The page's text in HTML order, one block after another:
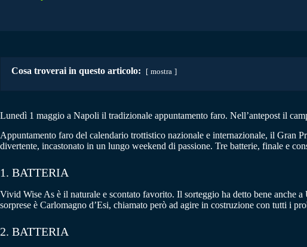
Cosa troverai in questo articolo: mostra
Lunedì 1 maggio a Napoli il tradizionale appuntamento faro. Nell’antepost il
Appuntamento faro del calendario trottistico nazionale e internazionale, il Gran
divertente, incastonato in un lungo weekend di passione. Tre batterie, finale e
1. BATTERIA
Vivid Wise As è il naturale e scontato favorito. Il sorteggio ha detto bene anche
sorprese è Carlomagno d’Esi, chiamato però ad agire in costruzione con tutti i
2. BATTERIA